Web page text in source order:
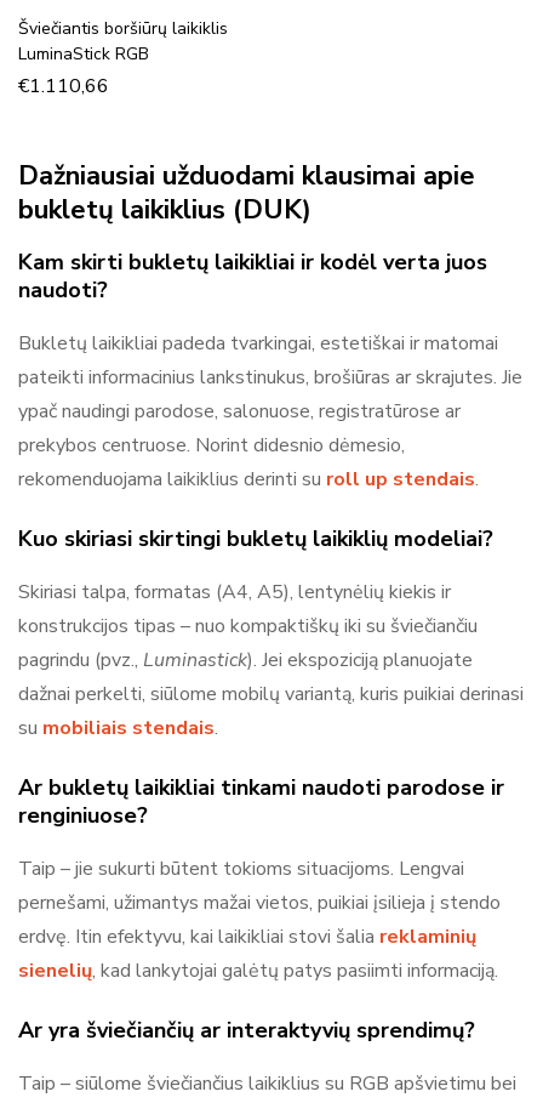
Šviečiantis boršiūrų laikiklis
LuminaStick RGB
€1.110,66
Dažniausiai užduodami klausimai apie
bukletų laikiklius (DUK)
Kam skirti bukletų laikikliai ir kodėl verta juos
naudoti?
Bukletų laikikliai padeda tvarkingai, estetiškai ir matomai
pateikti informacinius lankstinukus, brošiūras ar skrajutes. Jie
ypač naudingi parodose, salonuose, registratūrose ar
prekybos centruose. Norint didesnio dėmesio,
rekomenduojama laikiklius derinti su roll up stendais.
Kuo skiriasi skirtingi bukletų laikiklių modeliai?
Skiriasi talpa, formatas (A4, A5), lentynėlių kiekis ir
konstrukcijos tipas – nuo kompaktiškų iki su šviečiančiu
pagrindu (pvz., Luminastick). Jei ekspoziciją planuojate
dažnai perkelti, siūlome mobilų variantą, kuris puikiai derinasi
su mobiliais stendais.
Ar bukletų laikikliai tinkami naudoti parodose ir
renginiuose?
Taip – jie sukurti būtent tokioms situacijoms. Lengvai
pernešami, užimantys mažai vietos, puikiai įsilieja į stendo
erdvę. Itin efektyvu, kai laikikliai stovi šalia reklaminių
sienelių, kad lankytojai galėtų patys pasiimti informaciją.
Ar yra šviečiančių ar interaktyvių sprendimų?
Taip – siūlome šviečiančius laikiklius su RGB apšvietimu bei